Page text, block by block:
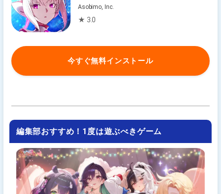
Asobimo, Inc.
★ 3.0
今すぐ無料インストール
編集部おすすめ！1度は遊ぶべきゲーム